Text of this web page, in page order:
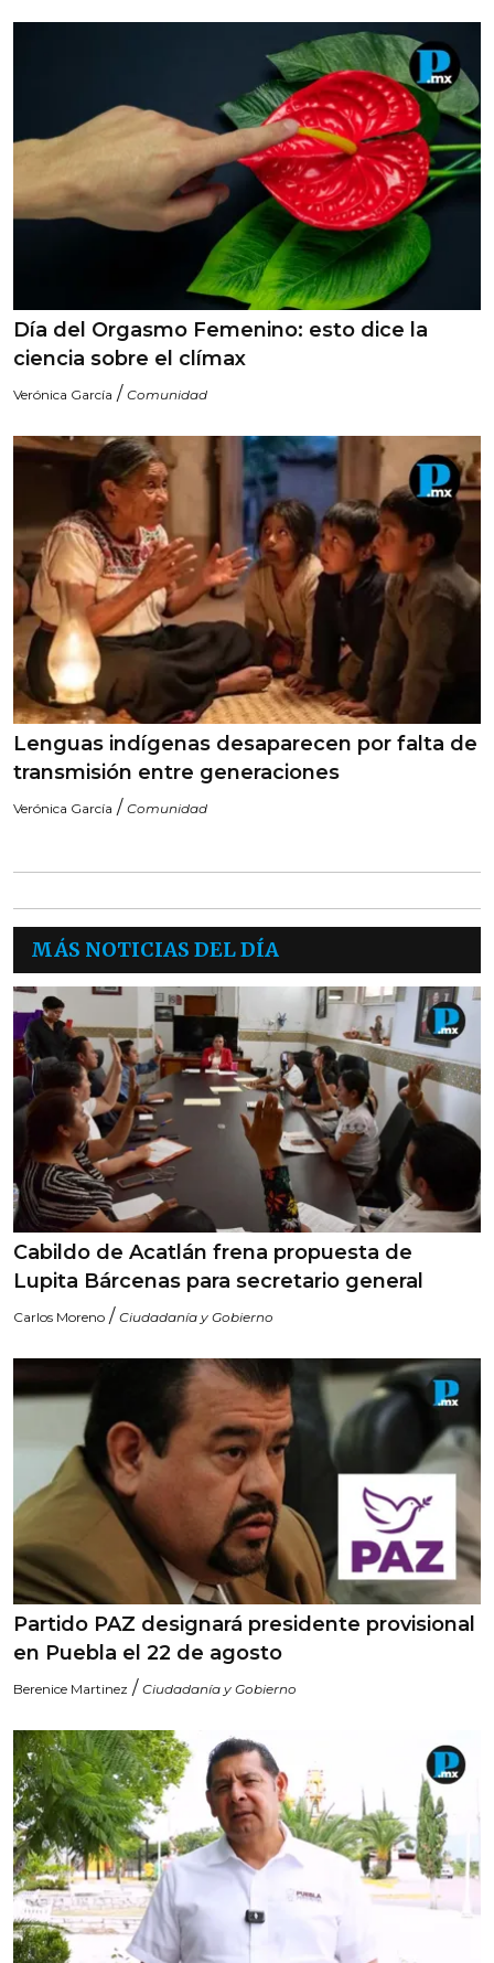
Día del Orgasmo Femenino: esto dice la
ciencia sobre el clímax
Verónica García / Comunidad
Lenguas indígenas desaparecen por falta de
transmisión entre generaciones
Verónica García / Comunidad
MÁS NOTICIAS DEL DÍA
Cabildo de Acatlán frena propuesta de
Lupita Bárcenas para secretario general
Carlos Moreno / Ciudadanía y Gobierno
Partido PAZ designará presidente provisional
en Puebla el 22 de agosto
Berenice Martinez / Ciudadanía y Gobierno